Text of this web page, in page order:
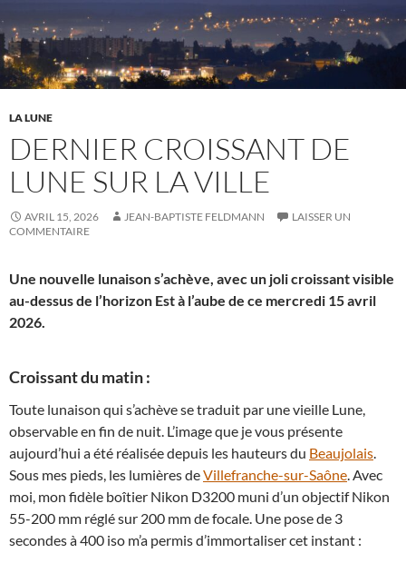
LA LUNE
DERNIER CROISSANT DE
LUNE SUR LA VILLE
AVRIL 15, 2026 JEAN-BAPTISTE FELDMANN
LAISSER UN
COMMENTAIRE
Une nouvelle lunaison s’achève, avec un joli croissant visible
au-dessus de l’horizon Est à l’aube de ce mercredi 15 avril
2026.
Croissant du matin :
Toute lunaison qui s’achève se traduit par une vieille Lune,
observable en fin de nuit. L’image que je vous présente
aujourd’hui a été réalisée depuis les hauteurs du Beaujolais.
Sous mes pieds, les lumières deVillefranche-sur-Saône. Avec
moi, mon fidèle boîtier Nikon D3200 muni d’un objectif Nikon
55-200 mm réglé sur 200 mm de focale. Une pose de 3
secondes à 400 iso m’a permis d’immortaliser cet instant :